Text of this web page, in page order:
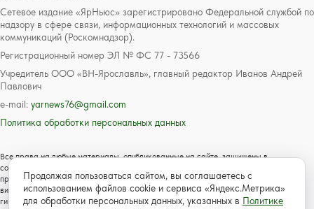
Сетевое издание «ЯрНьюс» зарегистрировано Федеральной службой по
надзору в сфере связи, информационных технологий и массовых
коммуникаций (Роскомнадзор).
Регистрационный номер ЭЛ № ФС 77 - 73566
Учредитель ООО «ВН-Ярославль», главный редактор Иванов Андрей
Павлович
e-mail: yarnews76@gmail.com
Политика обработки персональных данных
Все права на любые материалы, опубликованные на сайте, защищены в
соответствии с российским и международным законодательством об авторском
праве и смежных правах. Любое использование текстовых, фото, аудио и
видеоматериалов возможно только с согласия правообладателя с обязательной
гиперссылкой на сайт https://www.yarnews.net; Для детей старше 16 лет.
Продолжая пользоваться сайтом, вы соглашаетесь с
использованием файлов cookie и сервиса «Яндекс.Метрика»
для обработки персональных данных, указанных в Политике